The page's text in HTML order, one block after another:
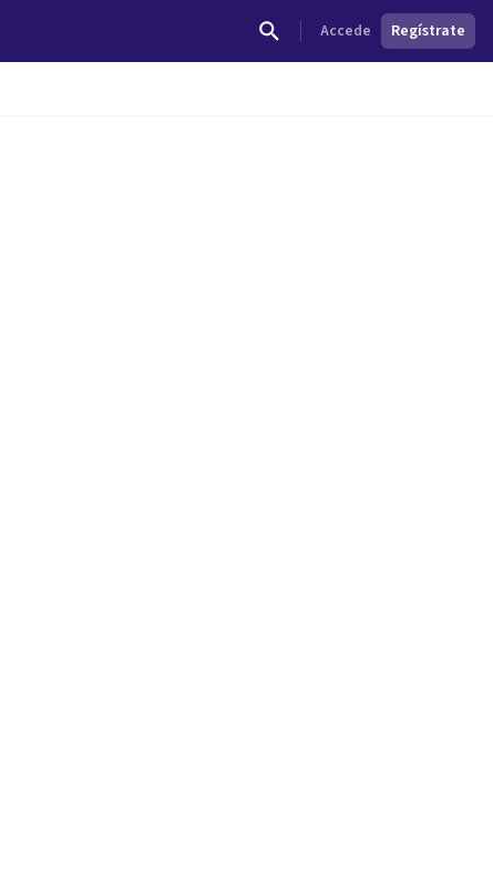
Accede Regístrate